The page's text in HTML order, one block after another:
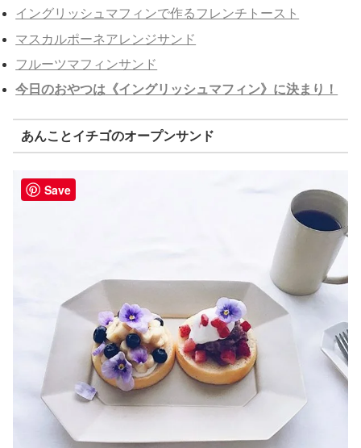
イングリッシュマフィンで作るフレンチトースト
マスカルポーネアレンジサンド
フルーツマフィンサンド
今日のおやつは《イングリッシュマフィン》に決まり！
あんことイチゴのオープンサンド
Save